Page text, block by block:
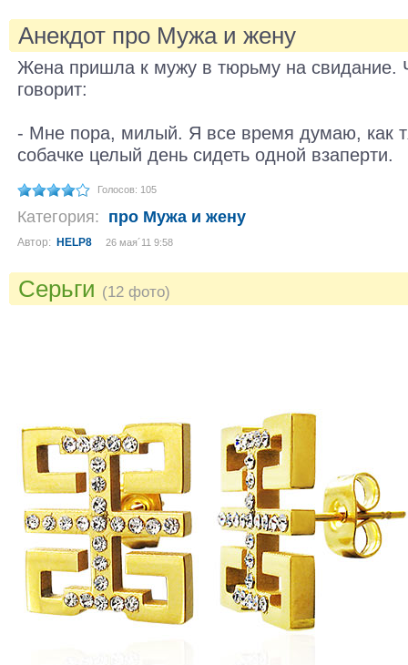
Анекдот про Мужа и жену
Жена пришла к мужу в тюрьму на свидание.
говорит:
- Мне пора, милый. Я все время думаю, как
собачке целый день сидеть одной взаперти.
Голосов: 105
Категория: про Мужа и жену
Автор: HELP8 26 мая´11 9:58
Серьги (12 фото)